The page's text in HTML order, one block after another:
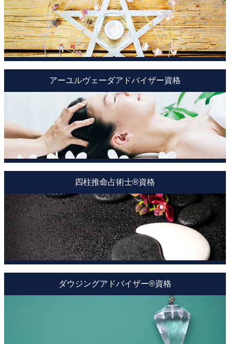
アーユルヴェーダアドバイザー資格
四柱推命占術士®資格
ダウジングアドバイザー®資格